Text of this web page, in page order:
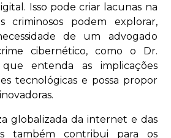
Isso pode criar lacunas na
criminosos podem explorar,
de um advogado
cibernético, como o Dr.
que entenda as implicações
tecnológicas e possa propor
globalizada da internet e das
também contribui para os